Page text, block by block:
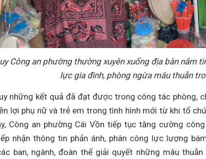
Công an phường thường xuyên xuống địa bàn nắm
lực gia đình, phòng ngừa mâu thuẫn
những kết quả đã đạt được trong công tác phòng,
lợi phụ nữ và trẻ em trong tình hình mới từ khi tổ
Công an phường Cái Vồn tiếp tục tăng cường
nhận thông tin phản ánh, phân công lực lượng
ban, ngành, đoàn thể giải quyết những mâu